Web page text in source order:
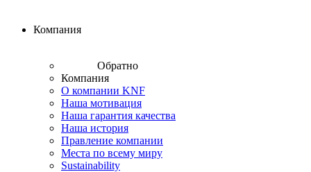
Компания
Обратно
Компания
О компании KNF
Наша мотивация
Наша гарантия качества
Наша история
Правление компании
Места по всему миру
Sustainability